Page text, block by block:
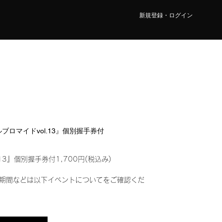
新規登録・ログイン
ロマイドvol.13』個別握手券付
』個別握手券付1,700円(税込み)
間などは以下イベントについてをご確認くだ